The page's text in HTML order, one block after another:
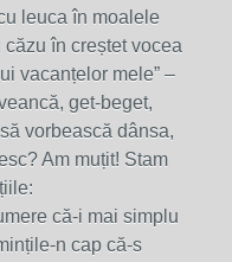
leuca în moalele
în creștet vocea
vacanțelor mele” –
get-beget,
vorbească dânsa,
Am muțit! Stam
că-i mai simplu
n cap că-s